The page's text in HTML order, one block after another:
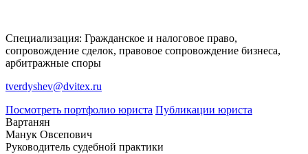
Специализация: Гражданское и налоговое право,
сопровождение сделок, правовое сопровождение бизнеса,
арбитражные споры
tverdyshev@dvitex.ru
Посмотреть портфолио юриста Публикации юриста
Вартанян
Манук Овсепович
Руководитель судебной практики